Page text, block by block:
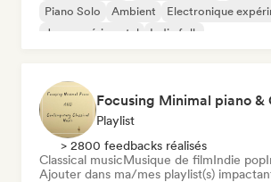
Piano Solo
Ambient
Electronique
Jazz expérimental
Indie folk
Playlist
> 2800 feedbacks réalisés
Classical musicMusique de filmIndie pop
Ajouter dans ma/mes playlist(s)